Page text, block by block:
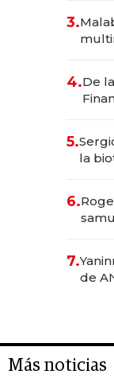
3.
4.De
5.
la
6.
7.
de
Más noticias